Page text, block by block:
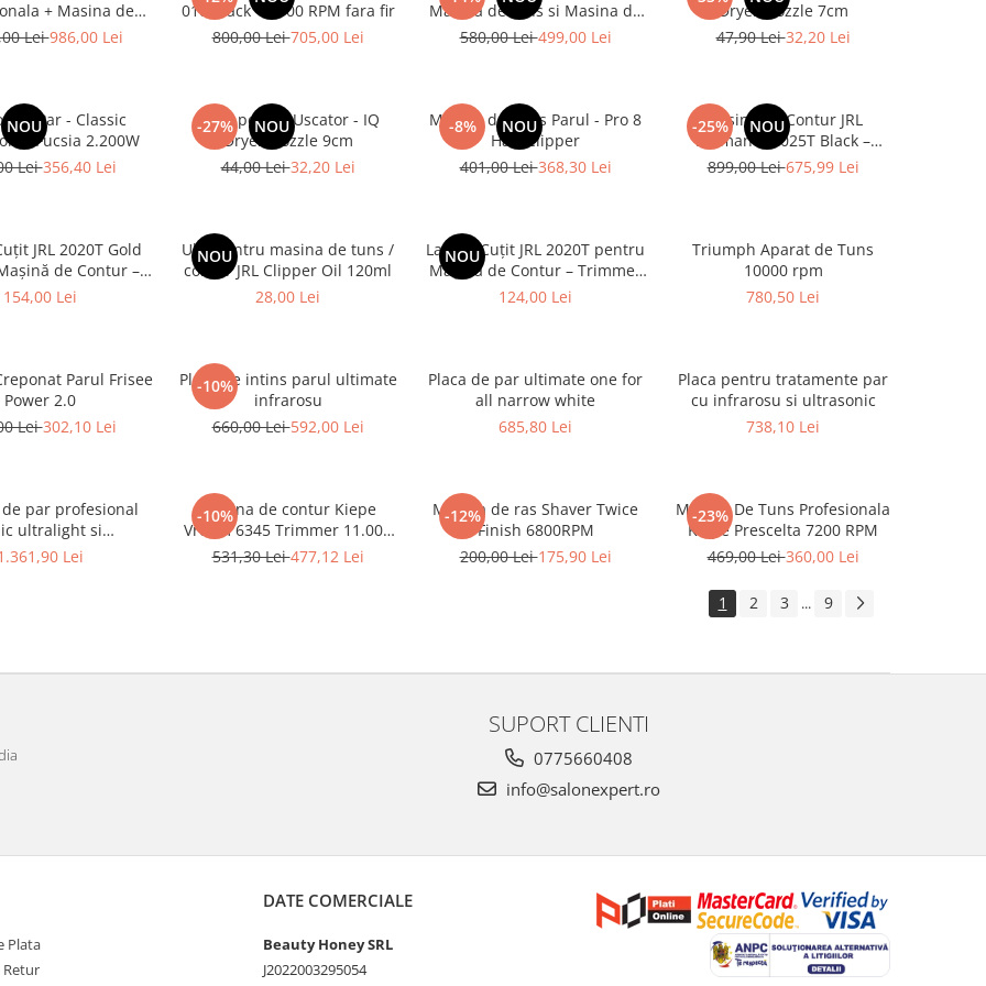
+ Masina de
triumph
Lei986,00 Lei
010 Black 13.000 RPM fara fir
800,00 Lei705,00 Lei
Masina de tuns si Masina de
contur fara fir
580,00 Lei499,00 Lei
Dryer Nozzle 7cm
47,90 Lei32,20 Lei
NOU
de Par - Classic
Fucsia 2.200W
Lei356,40 Lei
-27% NOU
Duza pentru Uscator - IQ
Dryer Nozzle 9cm
44,00 Lei32,20 Lei
-8% NOU
Masina de Tuns Parul - Pro 8
Hair Clipper
401,00 Lei368,30 Lei
-25% NOU
Mașină de Contur JRL
Diamante 2025T Black –
Trimmer Profesional 8200
899,00 Lei675,99 Lei
JRL 2020T Gold
de Contur –
Profesionale
154,00 Lei
NOU
Ulei pentru masina de tuns /
contur JRL Clipper Oil 120ml
28,00 Lei
NOU
Lamă / Cuțit JRL 2020T pentru
Mașină de Contur – Trimmer
Profesional Zero Gap
124,00 Lei
Triumph Aparat de Tuns
10000 rpm
780,50 Lei
Parul Frisee
Power 2.0
Lei302,10 Lei
-10%
Placa de intins parul ultimate
infrarosu
660,00 Lei592,00 Lei
Placa de par ultimate one for
all narrow white
685,80 Lei
Placa pentru tratamente par
cu infrarosu si ultrasonic
738,10 Lei
par profesional
ultralight si
EUPHORIA
Lei
-10%
Masina de contur Kiepe
Vroom 6345 Trimmer 11.000
RPM Cordless
531,30 Lei477,12 Lei
-12%
Masina de ras Shaver Twice
Finish 6800RPM
200,00 Lei175,90 Lei
-23%
Masina De Tuns Profesionala
Kiepe Prescelta 7200 RPM
469,00 Lei360,00 Lei
1 2 3 ... 9
SUPORT CLIENTI
0775660408
info@salonexpert.ro
Plata
Retur
DATE COMERCIALE
Beauty Honey SRL
J2022003295054